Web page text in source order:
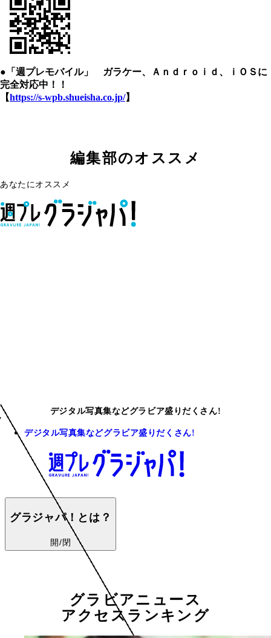
●「週プレモバイル」 ガラケー、Ａｎｄｒｏｉｄ、ｉＯＳに
完全対応中！！
【https://s-wpb.shueisha.co.jp/】
編集部のオススメ
あなたにオススメ
デジタル写真集などグラビア盛りだくさん!
デジタル写真集などグラビア盛りだくさん!
グラジャパ！とは？
開/閉
グラビアニュース
アクセスランキング